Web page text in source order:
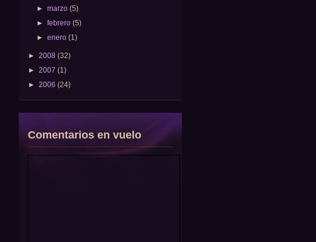
►marzo(5)
►febrero(5)
►enero(1)
► 2008 (32)
► 2007 (1)
► 2006 (24)
Comentarios en vuelo